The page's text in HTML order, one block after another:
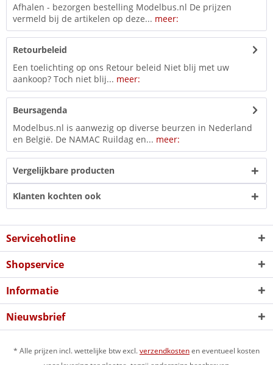
Afhalen - bezorgen bestelling Modelbus.nl De prijzen
vermeld bij de artikelen op deze... meer:
Retourbeleid
Een toelichting op ons Retour beleid Niet blij met uw
aankoop? Toch niet blij... meer:
Beursagenda
Modelbus.nl is aanwezig op diverse beurzen in Nederland
en België. De NAMAC Ruildag en... meer:
Vergelijkbare producten
Klanten kochten ook
Servicehotline
Shopservice
Informatie
Nieuwsbrief
* Alle prijzen incl. wettelijke btw excl.verzendkostenen eventueel kosten